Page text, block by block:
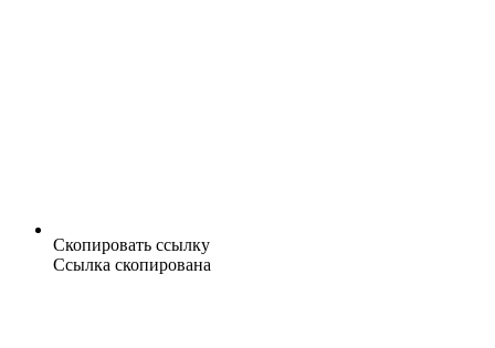
Скопировать ссылку
Ссылка скопирована